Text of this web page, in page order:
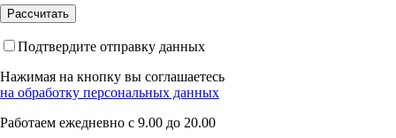
Подтвердите отправку данных
Нажимая на кнопку вы соглашаетесь
на обработку персональных данных
Работаем ежедневно с 9.00 до 20.00